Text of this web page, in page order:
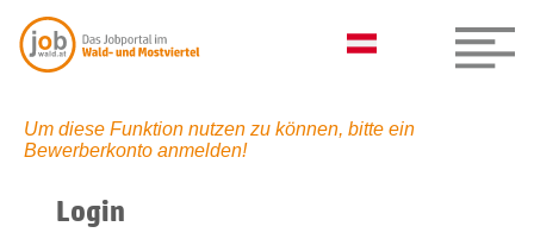
Um diese Funktion nutzen zu können, bitte ein
Bewerberkonto anmelden!
Login